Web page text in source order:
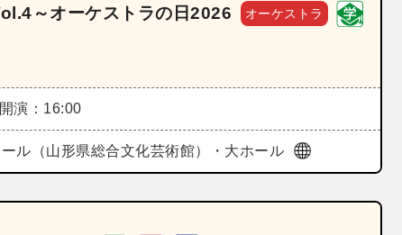
～オーケストラの日2026 オーケストラ
開演：16:00
ル（山形県総合文化芸術館）・大ホール